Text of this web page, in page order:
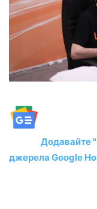
Додавайте
джерела Google